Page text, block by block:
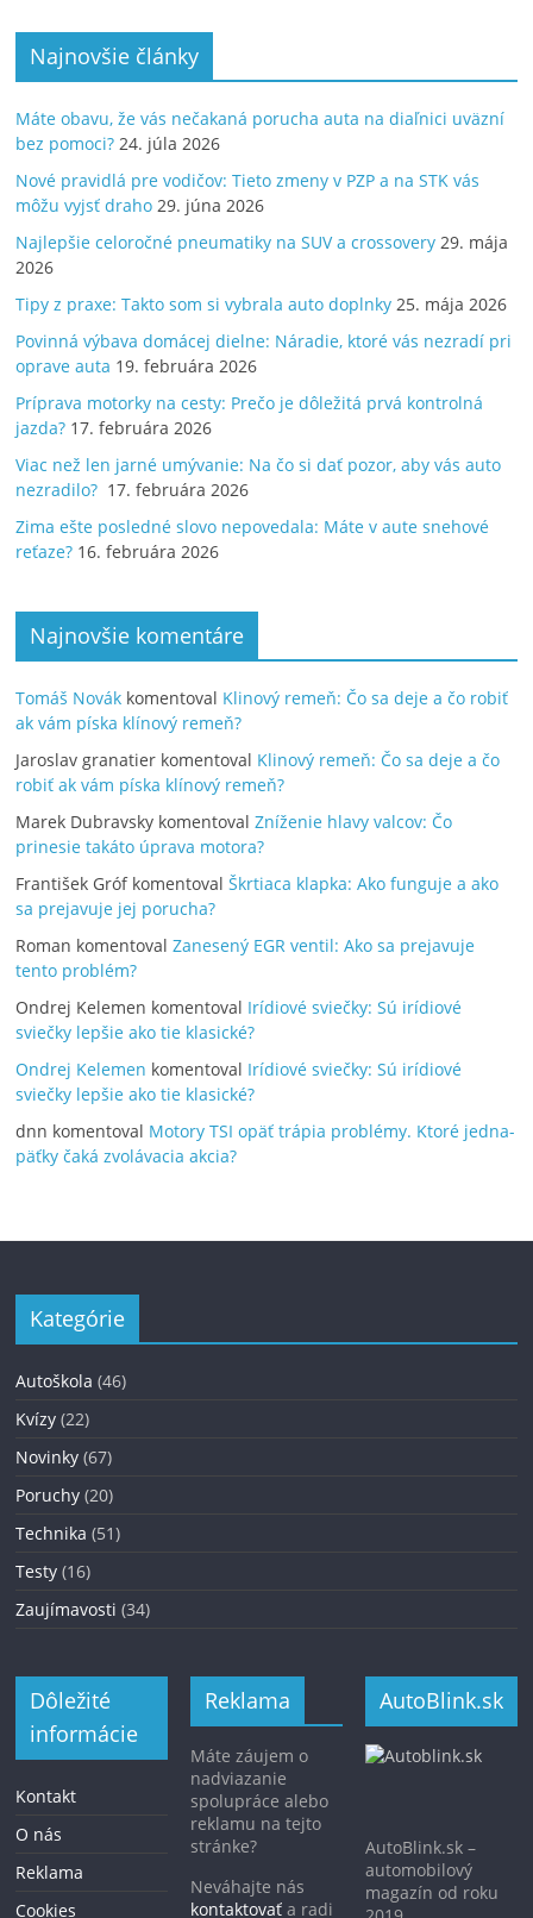
Najnovšie články
Máte obavu, že vás nečakaná porucha auta na diaľnici uväzní
bez pomoci? 24. júla 2026
Nové pravidlá pre vodičov: Tieto zmeny v PZP a na STK vás
môžu vyjsť draho 29. júna 2026
Najlepšie celoročné pneumatiky na SUV a crossovery 29. mája
2026
Tipy z praxe: Takto som si vybrala auto doplnky 25. mája 2026
Povinná výbava domácej dielne: Náradie, ktoré vás nezradí pri
oprave auta 19. februára 2026
Príprava motorky na cesty: Prečo je dôležitá prvá kontrolná
jazda? 17. februára 2026
Viac než len jarné umývanie: Na čo si dať pozor, aby vás auto
nezradilo? 17. februára 2026
Zima ešte posledné slovo nepovedala: Máte v aute snehové
reťaze? 16. februára 2026
Najnovšie komentáre
Tomáš Novák komentoval Klinový remeň: Čo sa deje a čo robiť
ak vám píska klínový remeň?
Jaroslav granatier komentoval Klinový remeň: Čo sa deje a čo
robiť ak vám píska klínový remeň?
Marek Dubravsky komentovalZníženie hlavy valcov: Čo
prinesie takáto úprava motora?
František GrófkomentovalŠkrtiaca klapka: Ako funguje a ako
sa prejavuje jej porucha?
Roman komentovalZanesený EGR ventil: Ako sa prejavuje
tento problém?
Ondrej Kelemen komentoval Irídiové sviečky: Sú irídiové
sviečky lepšie ako tie klasické?
Ondrej Kelemen komentoval Irídiové sviečky: Sú irídiové
sviečky lepšie ako tie klasické?
dnn komentoval Motory TSI opäť trápia problémy. Ktoré jedna-
päťky čaká zvolávacia akcia?
Kategórie
Autoškola (46)
Kvízy (22)
Novinky (67)
Poruchy (20)
Technika (51)
Testy (16)
Zaujímavosti (34)
Dôležité
informácie
Kontakt
O nás
Reklama
Cookies
Reklama
Máte záujem o
nadviazanie
spolupráce alebo
reklamu na tejto
stránke?
Neváhajte nás
kontaktovať a radi
AutoBlink.sk
AutoBlink.sk –
automobilový
magazín od roku